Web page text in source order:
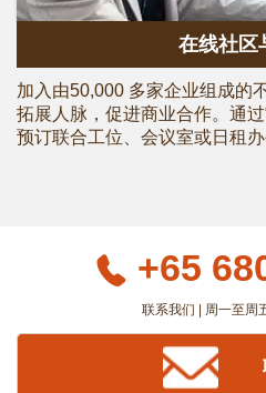
在线社区
加入由50,000 多家企业组成的
拓展人脉，促进商业合作。通
预订联合工位、会议室或日租
+65
联系我们 | 周一至周